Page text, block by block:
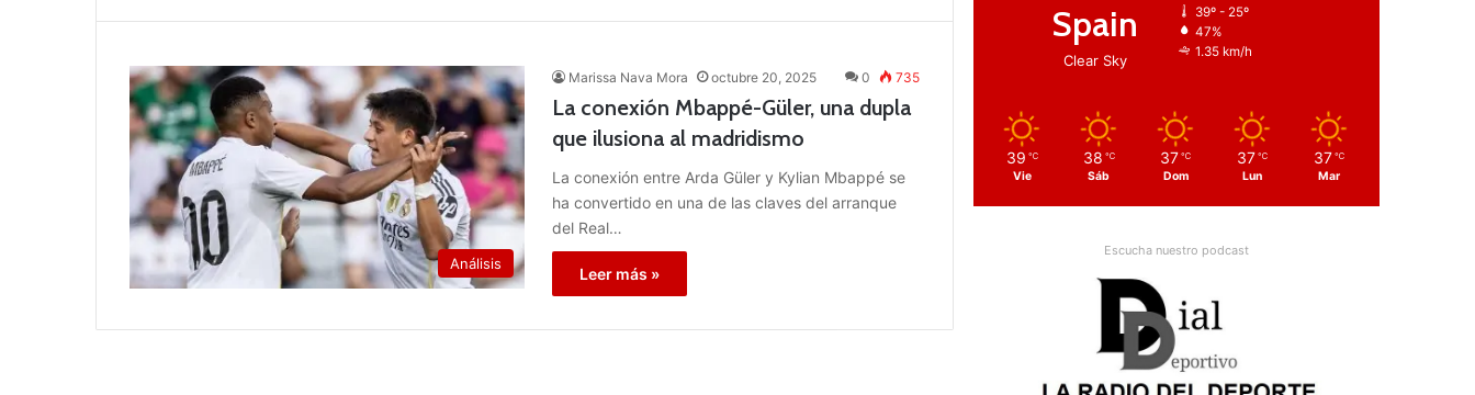
Análisis
Marissa Nava Mora octubre 20, 2025 0 735
La conexión Mbappé-Güler, una dupla
que ilusiona al madridismo
La conexión entre Arda Güler y Kylian Mbappé se
ha convertido en una de las claves del arranque
del Real…
Leer más »
Spain
Clear Sky
39º - 25º
47%
1.35 km/h
39 ℃
Vie
38 ℃
Sáb
37 ℃
Dom
37 ℃
Lun
37 ℃
Mar
Escucha nuestro podcast